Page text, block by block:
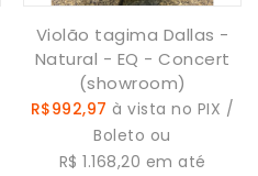
Violão tagima Dallas -
Natural - EQ - Concert
(showroom)
R$992,97 à vista no PIX /
Boleto ou
R$ 1.168,20 em até